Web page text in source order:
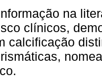
na
clínicos,
calcificação